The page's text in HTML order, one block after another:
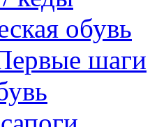
обувь
шаги